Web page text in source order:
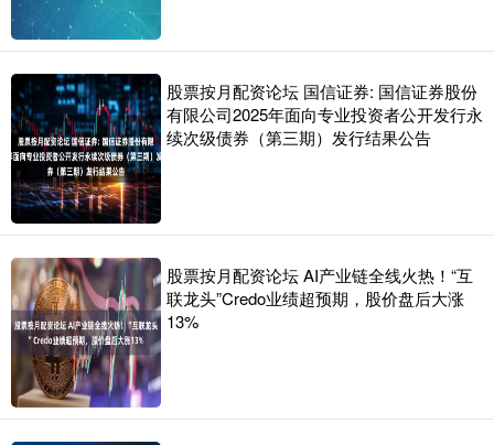
股票按月配资论坛 国信证券: 国信证券股份
有限公司2025年面向专业投资者公开发行永
续次级债券（第三期）发行结果公告
股票按月配资论坛 AI产业链全线火热！“互
联龙头”Credo业绩超预期，股价盘后大涨
13%